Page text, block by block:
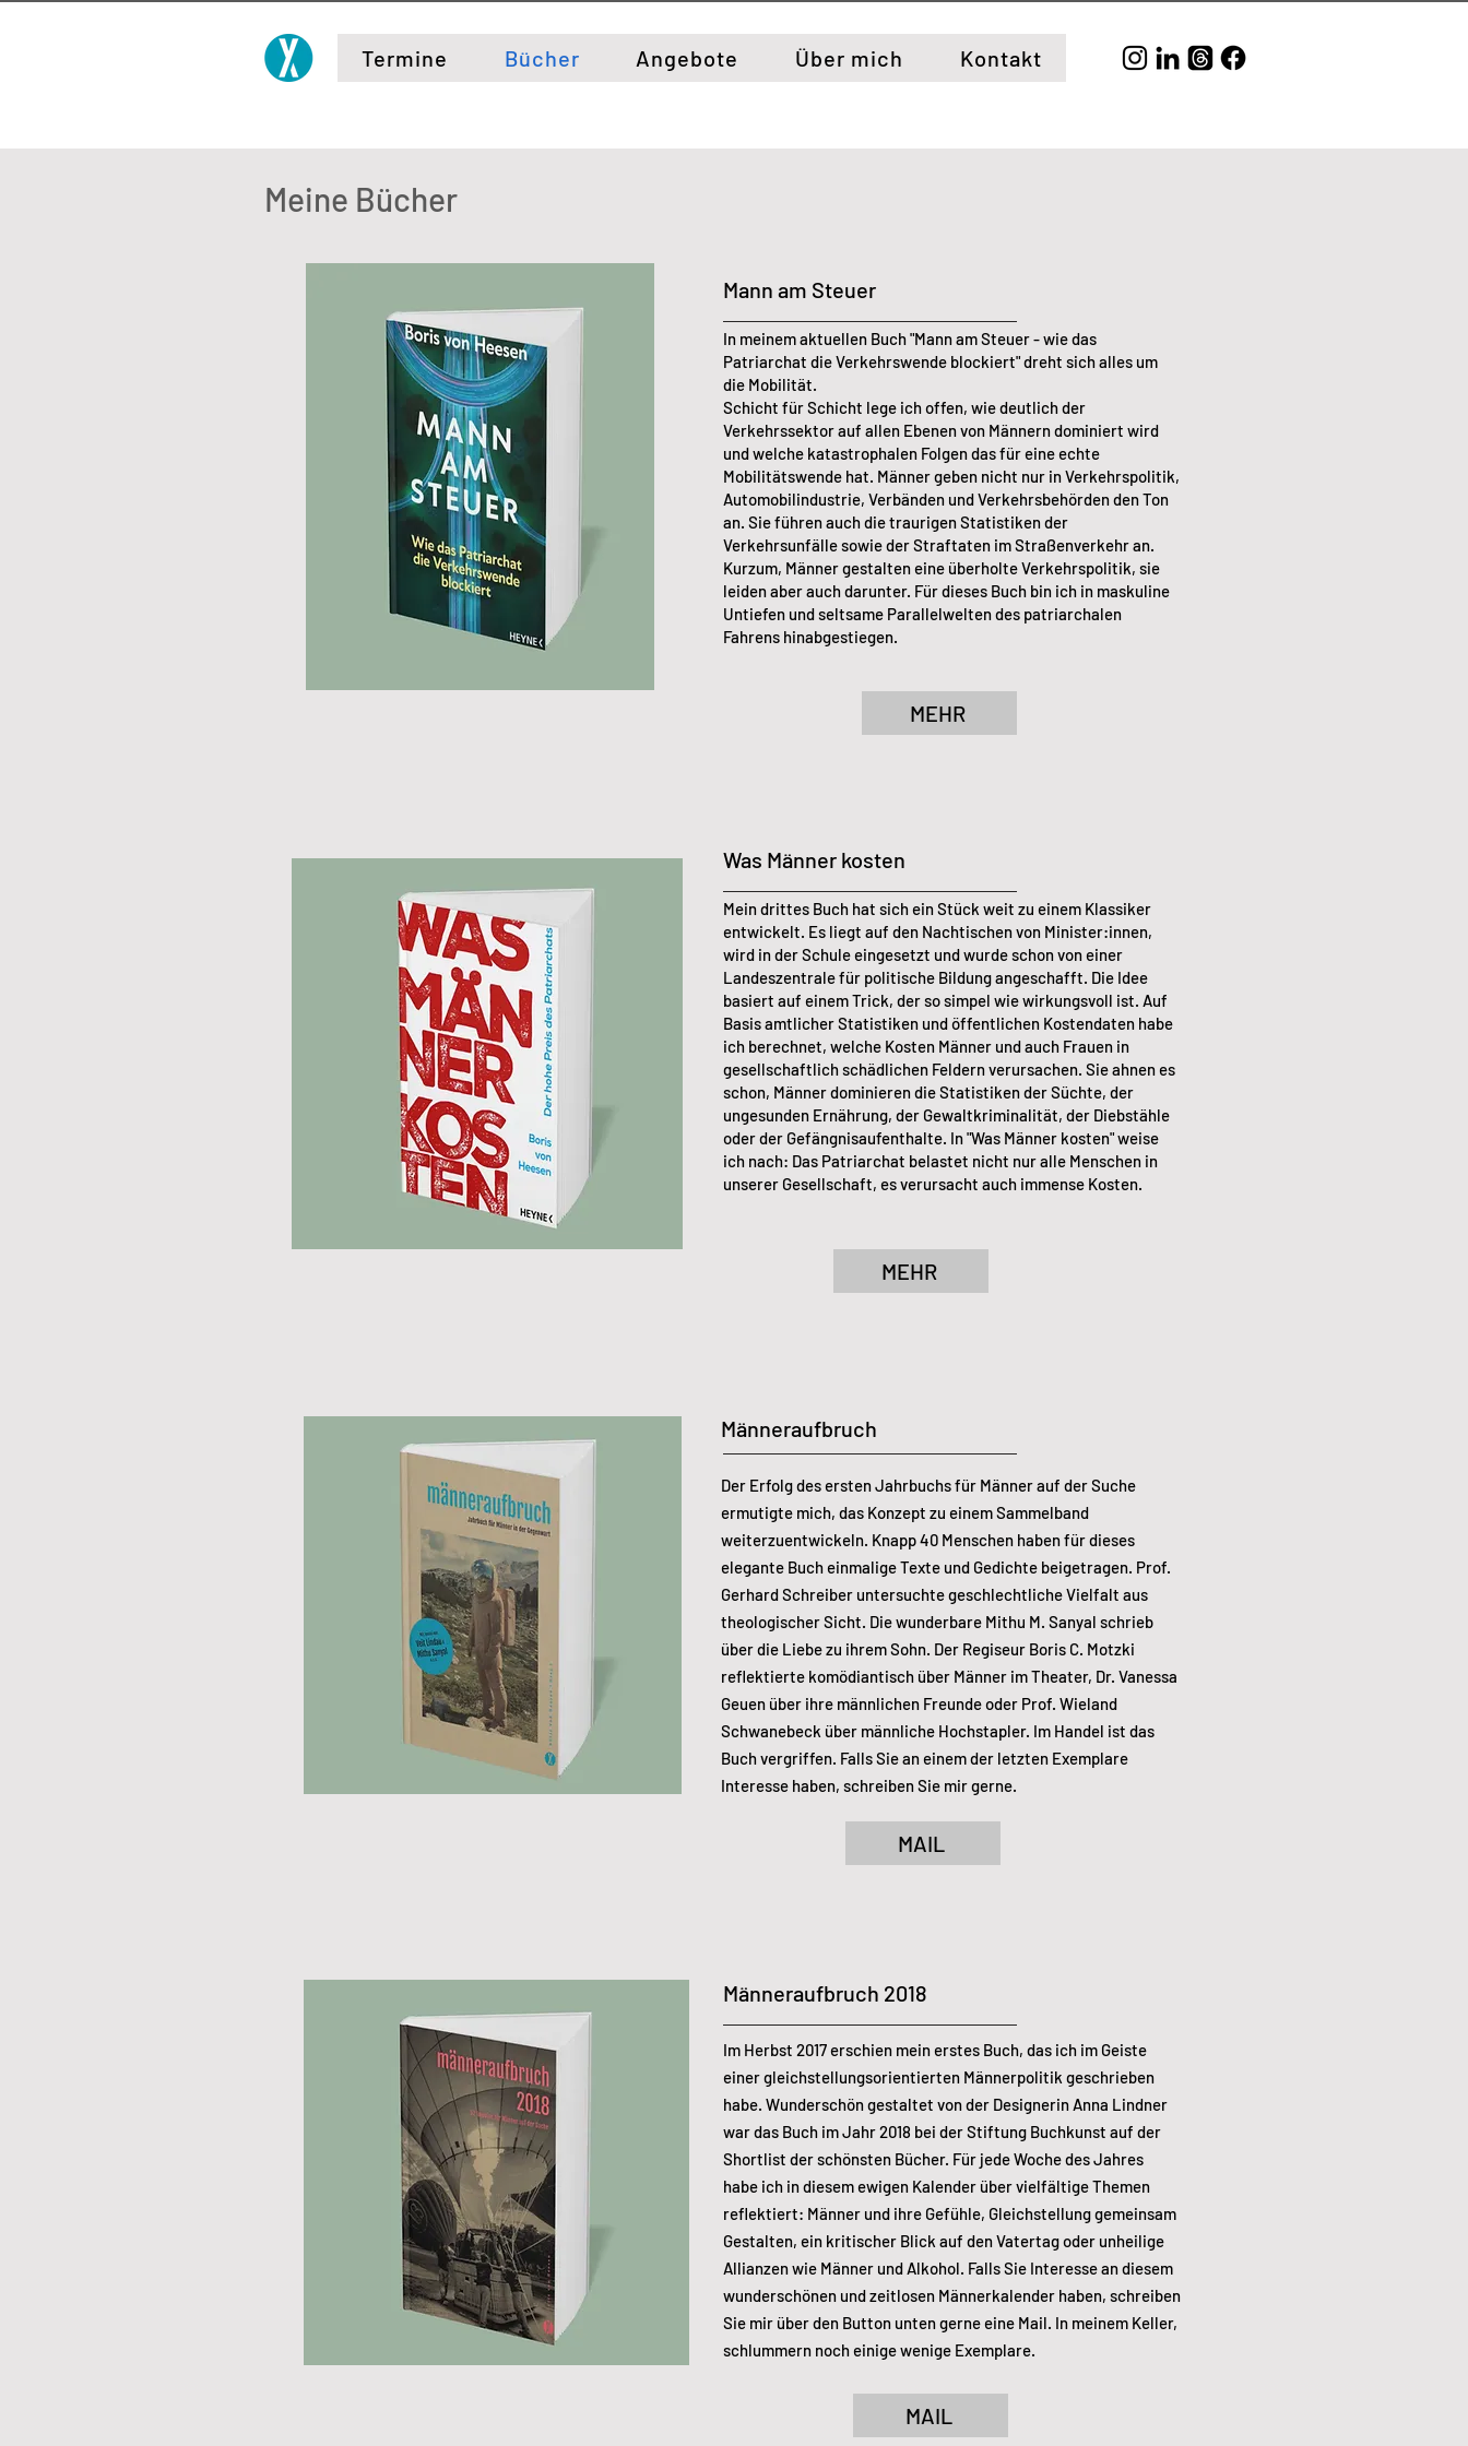
Termine Bücher Angebote Über mich Kontakt
Meine Bücher
Mann am Steuer
In meinem aktuellen Buch "Mann am Steuer - wie das
Patriarchat die Verkehrswende blockiert" dreht sich alles um
die Mobilität.
Schicht für Schicht lege ich offen, wie deutlich der
Verkehrssektor auf allen Ebenen von Männern dominiert wird
und welche katastrophalen Folgen das für eine echte
Mobilitätswende hat. Männer geben nicht nur in Verkehrspolitik,
Automobilindustrie, Verbänden und Verkehrsbehörden den Ton
an. Sie führen auch die traurigen Statistiken der
Verkehrsunfälle sowie der Straftaten im Straßenverkehr an.
Kurzum, Männer gestalten eine überholte Verkehrspolitik, sie
leiden aber auch darunter.​ Für dieses Buch bin ich in maskuline
Untiefen und seltsame Parallelwelten des patriarchalen
Fahrens hinabgestiegen.
MEHR
Was Männer kosten
Mein drittes Buch hat sich ein Stück weit zu einem Klassiker
entwickelt. Es liegt auf den Nachtischen von Minister:innen,
wird in der Schule eingesetzt und wurde schon von einer
Landeszentrale für politische Bildung angeschafft. Die Idee
basiert auf einem Trick, der so simpel wie wirkungsvoll ist. Auf
Basis amtlicher Statistiken und öffentlichen Kostendaten habe
ich berechnet, welche Kosten Männer und auch Frauen in
gesellschaftlich schädlichen Feldern verursachen. Sie ahnen es
schon, Männer dominieren die Statistiken der Süchte, der
ungesunden Ernährung, der Gewaltkriminalität, der Diebstähle
oder der Gefängnisaufenthalte. In "Was Männer kosten" weise
ich nach: Das Patriarchat belastet nicht nur alle Menschen in
unserer Gesellschaft, es verursacht auch immense Kosten.
MEHR
Männeraufbruch
Der Erfolg des ersten Jahrbuchs für Männer auf der Suche
ermutigte mich, das Konzept zu einem Sammelband
weiterzuentwickeln. Knapp 40 Menschen haben für dieses
elegante Buch einmalige Texte und Gedichte beigetragen. Prof.
Gerhard Schreiber untersuchte geschlechtliche Vielfalt aus
theologischer Sicht. Die wunderbare Mithu M. Sanyal schrieb
über die Liebe zu ihrem Sohn. Der Regiseur Boris C. Motzki
reflektierte komödiantisch über Männer im Theater, Dr. Vanessa
Geuen über ihre männlichen Freunde oder Prof. Wieland
Schwanebeck über männliche Hochstapler. Im Handel ist das
Buch vergriffen. Falls Sie an einem der letzten Exemplare
Interesse haben, schreiben Sie mir gerne.
MAIL
Männeraufbruch 2018
Im Herbst 2017 erschien mein erstes Buch, das ich im Geiste
einer gleichstellungsorientierten Männerpolitik geschrieben
habe. Wunderschön gestaltet von der Designerin Anna Lindner
war das Buch im Jahr 2018 bei der Stiftung Buchkunst auf der
Shortlist der schönsten Bücher. Für jede Woche des Jahres
habe ich in diesem ewigen Kalender über vielfältige Themen
reflektiert: Männer und ihre Gefühle, Gleichstellung gemeinsam
Gestalten, ein kritischer Blick auf den Vatertag oder unheilige
Allianzen wie Männer und Alkohol. Falls Sie Interesse an diesem
wunderschönen und zeitlosen Männerkalender haben, schreiben
Sie mir über den Button unten gerne eine Mail. In meinem Keller,
schlummern noch einige wenige Exemplare.
MAIL